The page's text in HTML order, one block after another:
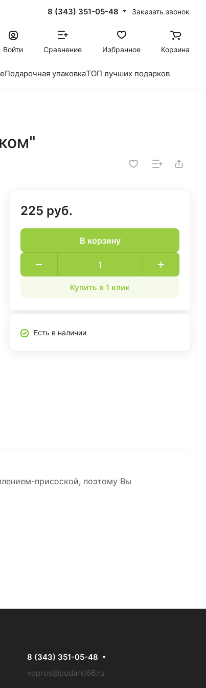
8 (343) 351-05-48 Заказать звонок
Войти Сравнение Избранное Корзина
Подарочная упаковкаТОП лучших подарков
225 руб.
В корзину
Купить в 1 клик
Есть в наличии
присоской, поэтому Вы
8 (343) 351-05-48
vopros@podarki66.ru